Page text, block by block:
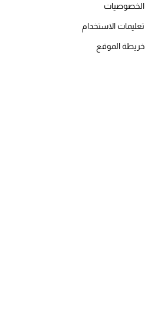
الخصوصيات
تعليمات الاستخدام
خريطة الموقع